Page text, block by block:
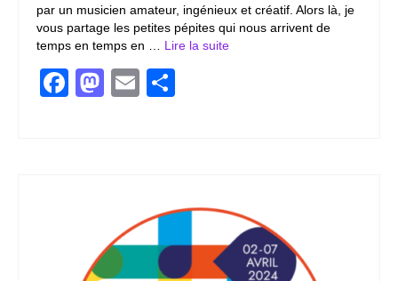
par un musicien amateur, ingénieux et créatif. Alors là, je
vous partage les petites pépites qui nous arrivent de
temps en temps en … Lire la suite
Facebook
Mastodon
Email